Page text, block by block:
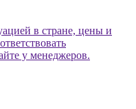
в стране, цены и
у менеджеров.